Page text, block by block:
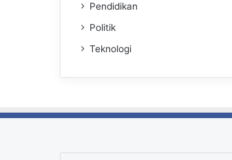
Pendidikan
Politik
Teknologi